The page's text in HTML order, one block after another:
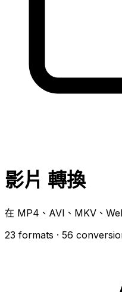
影片 轉換
在 MP4、AVI、MKV、
23 formats · 56